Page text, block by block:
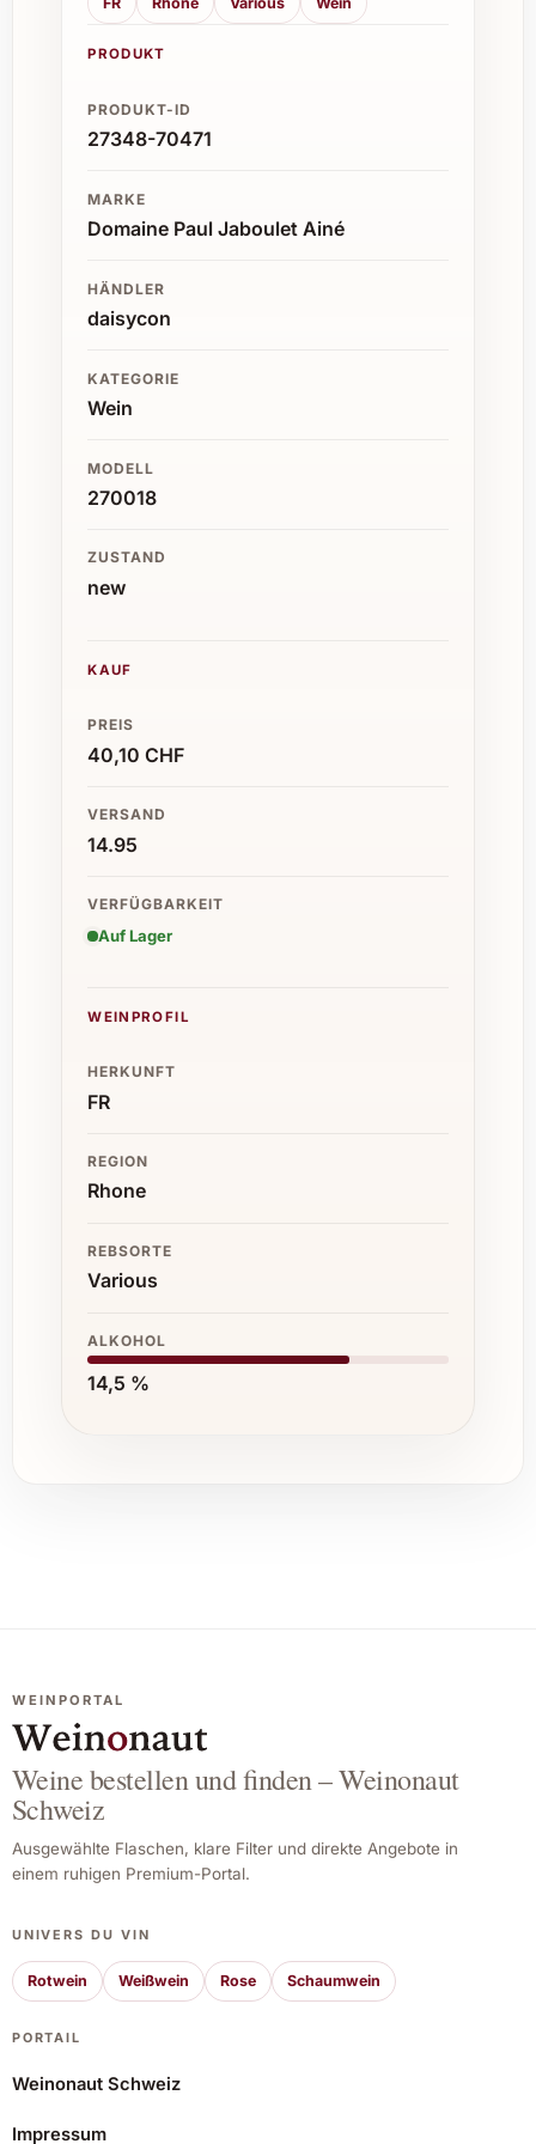
abzurunden.
für Gäste, die französische Weine
für anspruchsvolle Sammler.
PRODUKT
PRODUKT-ID
27348-70471
MARKE
Domaine Paul Jaboulet Ainé
HÄNDLER
daisycon
KATEGORIE
Wein
MODELL
270018
ZUSTAND
new
KAUF
PREIS
40,10 CHF
VERSAND
14.95
VERFÜGBARKEIT
Auf Lager
WEINPROFIL
HERKUNFT
FR
REGION
Rhone
REBSORTE
Various
ALKOHOL
14,5 %
WEINPORTAL
Weine bestellen und finden – Weinonaut
Schweiz
Ausgewählte Flaschen, klare Filter und direkte Angebote in
einem ruhigen Premium-Portal.
UNIVERS DU VIN
Rotwein Weißwein Rose Schaumwein
PORTAIL
Weinonaut Schweiz
Impressum